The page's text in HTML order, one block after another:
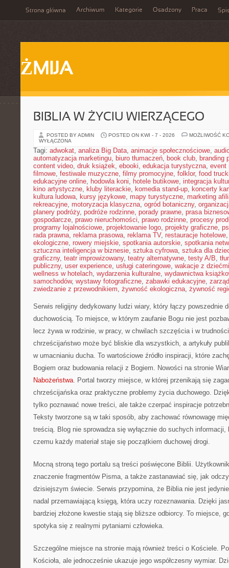
Strona główna Archiwum Kategorie Osadzony Praca
ŻMIJA
BIBLIA W ŻYCIU WIERZĄCEGO
POSTED BY ADMIN POSTED ON KWI - 7 - 2026
MOŻLIWOŚĆ
WYŁĄCZONA
Tagi: adwokat, analiza Big Data, animacje społecznościowe,
automatyzacja marketingu, biuro tłumaczeń, book club, branding
content video, druk książek, ebooki, edukacja turystyczna, event
filmowe, festiwale muzyczne, filmy promocyjne, folklor, food
edukacyjne online, hodowla koni, hotele butikowe, integracja
kino artystyczne, kluby literackie, komedia stand-up, koncerty
kultura ludowa, kursy językowe, mapy turystyczne, marketing
rekreacyjne, motoryzacja klasyczna, ogród botaniczny,
planery podróży, podróże rodzinne, porady prawne, prasa
gospodarcze, prawo nieruchomości, prawo rodzinne, procesy
programy lojalnościowe, projektowanie logo, projekty graficzne,
rada prawna, reklama prasowa, reklama TV, restauracje hotelowe
ekologiczne, rowery miejskie, spotkania autorskie, spotkania
sztuczna inteligencja w biznesie, sztuka cyfrowa, sztuka dla
graficzny, teatr improwizowany, teatry alternatywne, testy A/B,
publiczny, user experience, usługi cateringowe, wakacje z dziećmi
wellness w hotelach, wydarzenia kulturalne, wydawnictwa
samochodów, wystawy fotograficzne, zabawki edukacyjne,
zwiedzanie z przewodnikiem, żywność ekologiczna, żywność
Serwis religijny dedykowany ludzi wiary, który łączy powszednie
duchowością. To miejsce, w którym zaufanie Bogu nie jest
lecz żywa w rodzinie, w pracy, w chwilach szczęścia i w
chrześcijaństwo może być bliskie dla wszystkich, a artykuły
w umacnianiu ducha. To wartościowe źródło inspiracji, które
Bogiem oraz budowania relacji z Bogiem. Nowości na stronie
Nabożeństwa. Portal tworzy miejsce, w której przenikają się
chrześcijańska oraz praktyczne problemy życia duchowego.
tylko poznawać nowe treści, ale także czerpać inspiracje
Teksty tworzone są w taki sposób, aby zachować równowagę
treścią. Blog nie sprowadza się wyłącznie do suchych
czemu każdy materiał staje się początkiem duchowej drogi.
Mocną stroną tego portalu są treści poświęcone Biblii.
znaczenie fragmentów Pisma, a także zastanawiać się, jak
dzisiejszym świecie. Serwis przypomina, że Biblia nie jest
nadal przemawiającą księgą, która uczy rozeznawania. Dzięki
bardziej złożone kwestie stają się bliższe odbiorcy. To miejsce,
spotyka się z realnymi pytaniami człowieka.
Szczególne miejsce na stronie mają również treści o Kościele.
Kościoła, ale jednocześnie ukazuje jego współczesny wymiar.